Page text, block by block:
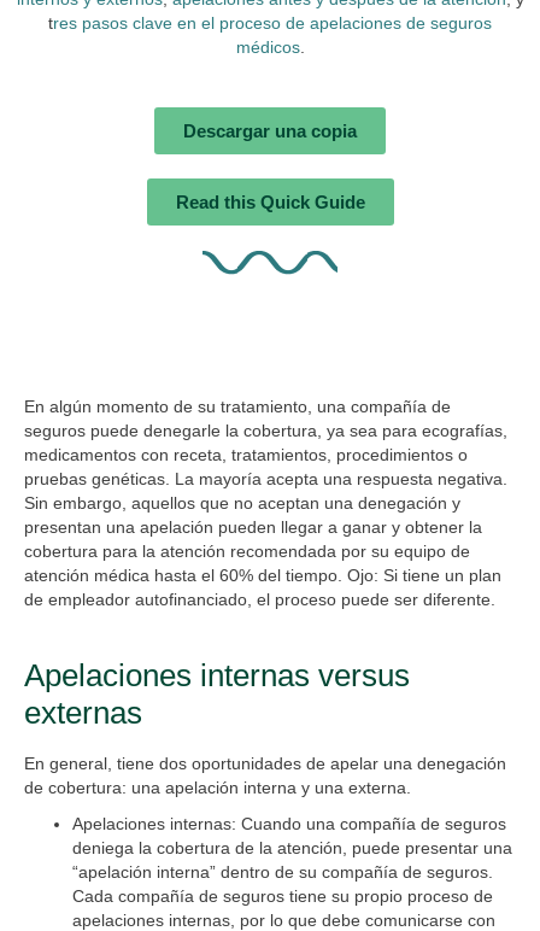
tres pasos clave en el proceso de apelaciones de seguros
médicos.
Descargar una copia
Read this Quick Guide
En algún momento de su tratamiento, una compañía de
seguros puede denegarle la cobertura, ya sea para ecografías,
medicamentos con receta, tratamientos, procedimientos o
pruebas genéticas. La mayoría acepta una respuesta negativa.
Sin embargo, aquellos que no aceptan una denegación y
presentan una apelación pueden llegar a ganar y obtener la
cobertura para la atención recomendada por su equipo de
atención médica hasta el 60% del tiempo. Ojo: Si tiene un plan
de empleador autofinanciado, el proceso puede ser diferente.
Apelaciones internas versus
externas
En general, tiene dos oportunidades de apelar una denegación
de cobertura: una apelación interna y una externa.
Apelaciones internas: Cuando una compañía de seguros
deniega la cobertura de la atención, puede presentar una
“apelación interna” dentro de su compañía de seguros.
Cada compañía de seguros tiene su propio proceso de
apelaciones internas, por lo que debe comunicarse con